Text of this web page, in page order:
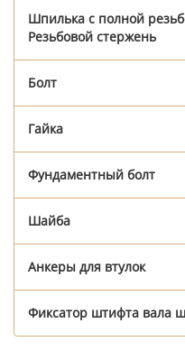
Шпилька с полной
Резьбовой стержень
Болт
Гайка
Фундаментный болт
Шайба
Анкеры для втулок
Фиксатор штифта вала